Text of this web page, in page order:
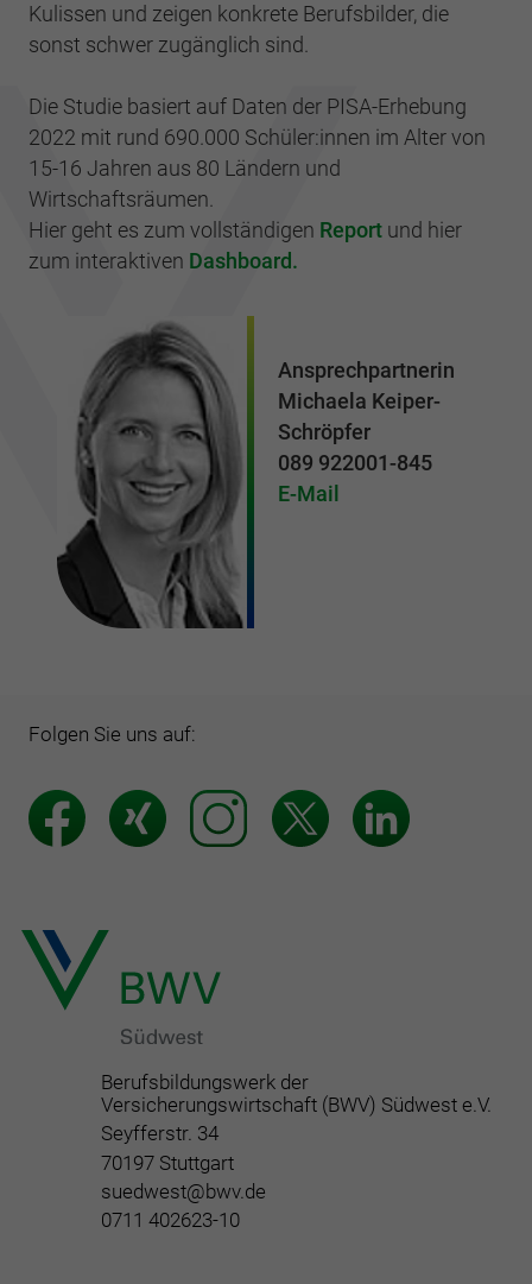
Kulissen und zeigen konkrete Berufsbilder, die
sonst schwer zugänglich sind.
Die Studie basiert auf Daten der PISA-Erhebung
2022 mit rund 690.000 Schüler:innen im Alter von
15-16 Jahren aus 80 Ländern und
Wirtschaftsräumen.
Hier geht es zum vollständigen Reportund hier
zum interaktiven Dashboard.
Ansprechpartnerin
Michaela Keiper-
Schröpfer
089 922001-845
E-Mail
Folgen Sie uns auf:
Berufsbildungswerk der
Versicherungswirtschaft (BWV) Südwest e.V.
Seyfferstr. 34
70197 Stuttgart
suedwest@bwv.de
0711 402623-10